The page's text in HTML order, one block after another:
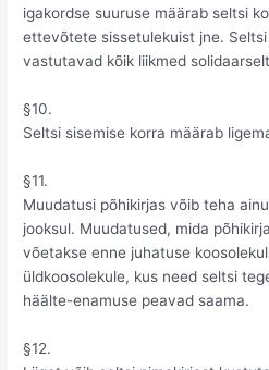
igakordse suuruse määrab seltsi
ettevõtete sissetulekuist jne.
vastutavad kõik liikmed
§10.
Seltsi sisemise korra määrab
§11.
Muudatusi põhikirjas võib teha
jooksul. Muudatused, mida
võetakse enne juhatuse
üldkoosolekule, kus need seltsi
häälte-enamuse peavad saama.
§12.